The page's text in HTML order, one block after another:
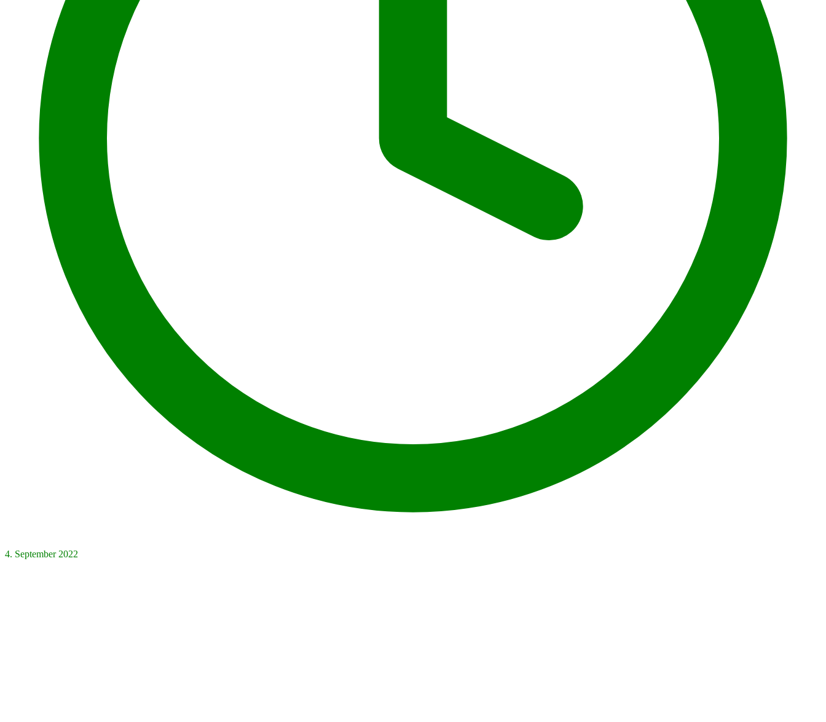
4. September 2022